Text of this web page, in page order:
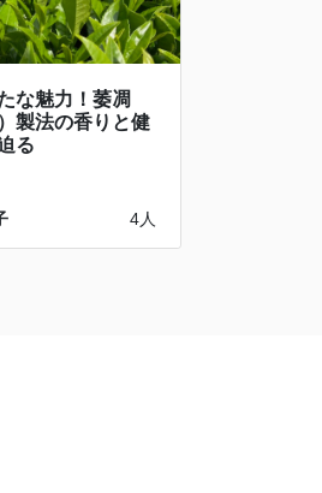
な魅力！萎凋
製法の香りと健
る
4人